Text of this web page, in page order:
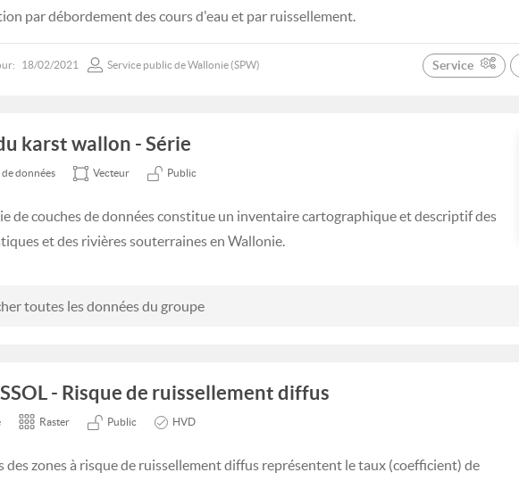
par débordement des cours d'eau et par ruissellement.
18/02/2021 Service public de Wallonie (SPW) Service
karst wallon - Série
données Vecteur Public
de couches de données constitue un inventaire cartographique et descriptif des
et des rivières souterraines en Wallonie.
toutes les données du groupe
- Risque de ruissellement diffus
Raster Public HVD
des zones à risque de ruissellement diffus représentent le taux (coefficient) de